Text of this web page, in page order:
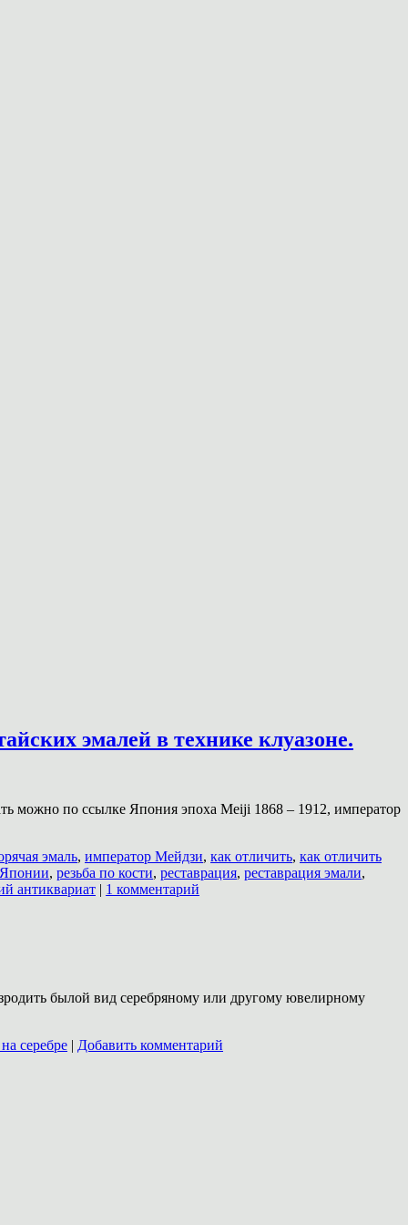
эмалей в технике клуазоне.
можно по ссылке Япония эпоха Meiji 1868 – 1912, император
эмаль, император Мейдзи, как отличить, как отличить
, резьба по кости, реставрация, реставрация эмали,
антиквариат | 1 комментарий
былой вид серебряному или другому ювелирному
серебре | Добавить комментарий